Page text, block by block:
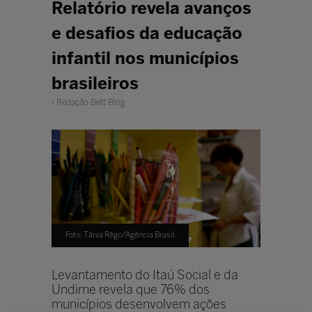
Relatório revela avanços
e desafios da educação
infantil nos municípios
brasileiros
Redação Bett Blog
Foto: Tânia Rêgo/Agência Brasil
Levantamento do Itaú Social e da
Undime revela que 76% dos
municípios desenvolvem ações